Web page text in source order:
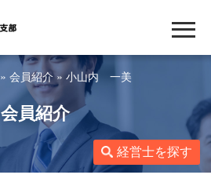
»会員紹介» 小山内 一美
会員紹介
経営士を探す